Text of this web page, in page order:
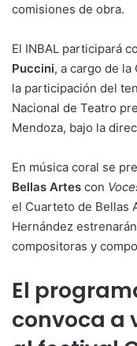
comisiones de obra.
El INBAL participará
Puccini, a cargo de la
la participación del
Nacional de Teatro
Mendoza, bajo la
En música coral se
Bellas Artes con
el Cuarteto de Bellas
Hernández
compositoras y
El
convoca a